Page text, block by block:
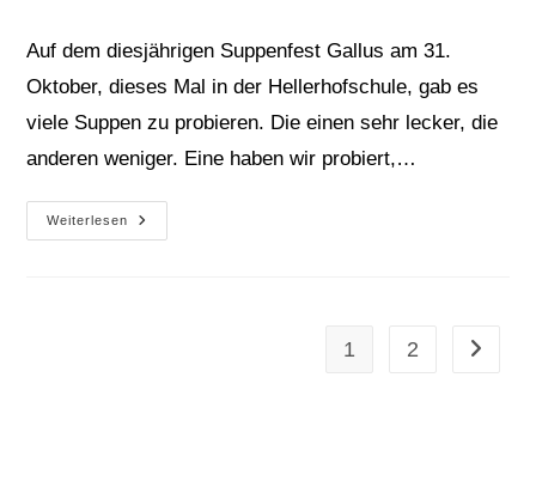
Auf dem diesjährigen Suppenfest Gallus am 31.
Oktober, dieses Mal in der Hellerhofschule, gab es
viele Suppen zu probieren. Die einen sehr lecker, die
anderen weniger. Eine haben wir probiert,…
Weiterlesen
Das
Suppenfest
1 2 Zur